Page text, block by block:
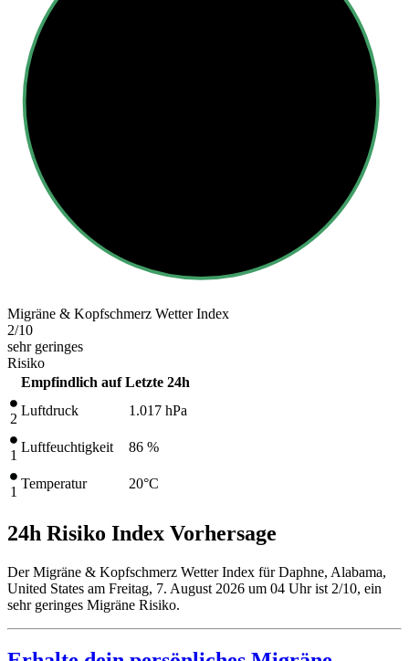
Migräne & Kopfschmerz Wetter Index
2/10
sehr geringes
Risiko
Empfindlich auf Letzte 24h
2
Luftdruck 1.017 hPa
1
Luftfeuchtigkeit 86 %
1
Temperatur 20°C
24h Risiko Index Vorhersage
Der Migräne & Kopfschmerz Wetter Index für Daphne, Alabama,
United States am Freitag, 7. August 2026 um 04 Uhr ist 2/10, ein
sehr geringes Migräne Risiko.